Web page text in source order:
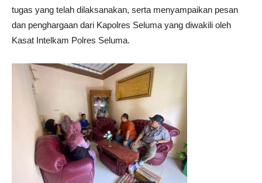
tugas yang telah dilaksanakan, serta menyampaikan pesan
dan penghargaan dari Kapolres Seluma yang diwakili oleh
Kasat Intelkam Polres Seluma.